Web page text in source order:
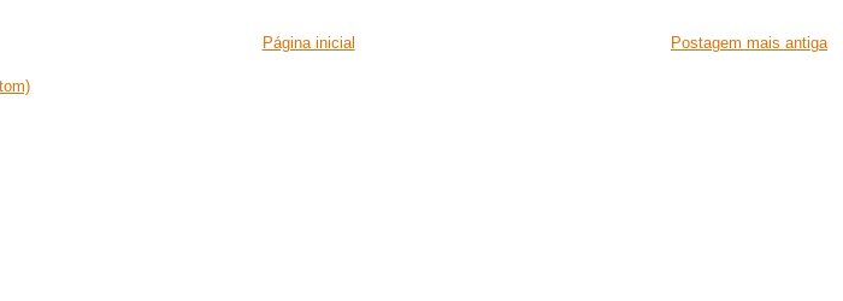
Postagem mais antiga
Página inicial